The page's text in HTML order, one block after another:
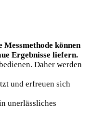
Messmethode können
Ergebnisse liefern.
Daher werden
und erfreuen sich